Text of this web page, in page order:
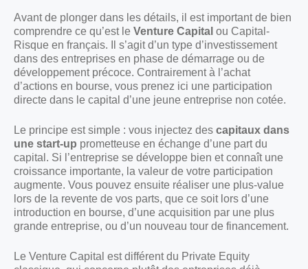
Avant de plonger dans les détails, il est important de bien
comprendre ce qu’est le Venture Capital ou Capital-
Risque en français. Il s’agit d’un type d’investissement
dans des entreprises en phase de démarrage ou de
développement précoce. Contrairement à l’achat
d’actions en bourse, vous prenez ici une participation
directe dans le capital d’une jeune entreprise non cotée.
Le principe est simple : vous injectez des capitaux dans
une start-up prometteuse en échange d’une part du
capital. Si l’entreprise se développe bien et connaît une
croissance importante, la valeur de votre participation
augmente. Vous pouvez ensuite réaliser une plus-value
lors de la revente de vos parts, que ce soit lors d’une
introduction en bourse, d’une acquisition par une plus
grande entreprise, ou d’un nouveau tour de financement.
Le Venture Capital est différent du Private Equity